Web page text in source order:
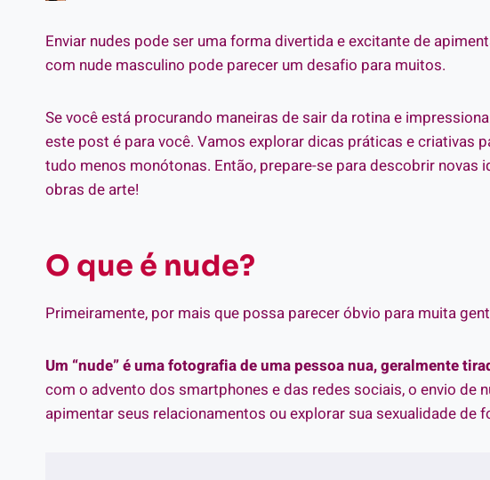
Enviar nudes pode ser uma forma divertida e excitante de
com nude masculino pode parecer um desafio para muitos.
Se você está procurando maneiras de sair da rotina e
este post é para você. Vamos explorar dicas práticas e criativas
tudo menos monótonas. Então, prepare-se para descobrir
obras de arte!
O que é nude?
Primeiramente, por mais que possa parecer óbvio para muita
Um “nude” é uma fotografia de uma pessoa nua, geralmente
com o advento dos smartphones e das redes sociais, o envio
apimentar seus relacionamentos ou explorar sua sexualidade de